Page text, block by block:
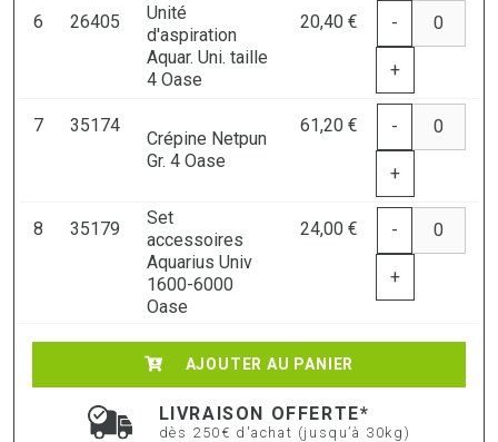
6 26405
Unité
d'aspiration
Aquar. Uni. taille
4 Oase
20,40 € -
+
7 35174
Crépine Netpun
Gr. 4 Oase
61,20 € -
+
8 35179
Set
accessoires
Aquarius Univ
1600-6000
Oase
24,00 € -
+
AJOUTER AU PANIER
LIVRAISON OFFERTE*
dès 250€ d'achat (jusqu’à 30kg)